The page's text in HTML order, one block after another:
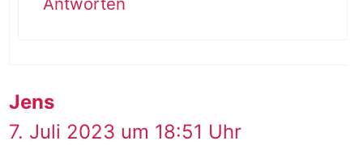
Jens
7. Juli 2023 um 18:51 Uhr